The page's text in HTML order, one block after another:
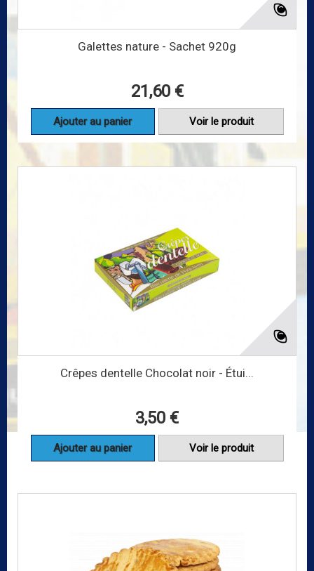
Galettes nature - Sachet 920g
21,60 €
Ajouter au panier Voir le produit
Crêpes dentelle Chocolat noir - Étui...
3,50 €
Ajouter au panier Voir le produit